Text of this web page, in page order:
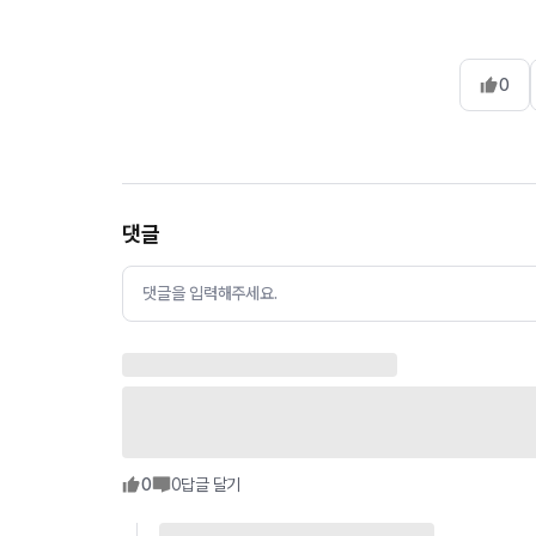
0
댓글
댓글을 입력해주세요.
0 0답글 달기